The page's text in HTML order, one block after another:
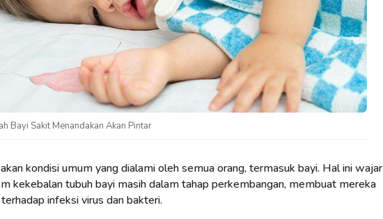
Bayi Sakit Menandakan Akan Pintar
kondisi umum yang dialami oleh semua orang, termasuk bayi. Hal ini wajar
kekebalan tubuh bayi masih dalam tahap perkembangan, membuat mereka
infeksi virus dan bakteri.